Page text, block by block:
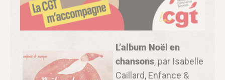
L’album Noël en
chansons, par Isabelle
Caillard, Enfance &